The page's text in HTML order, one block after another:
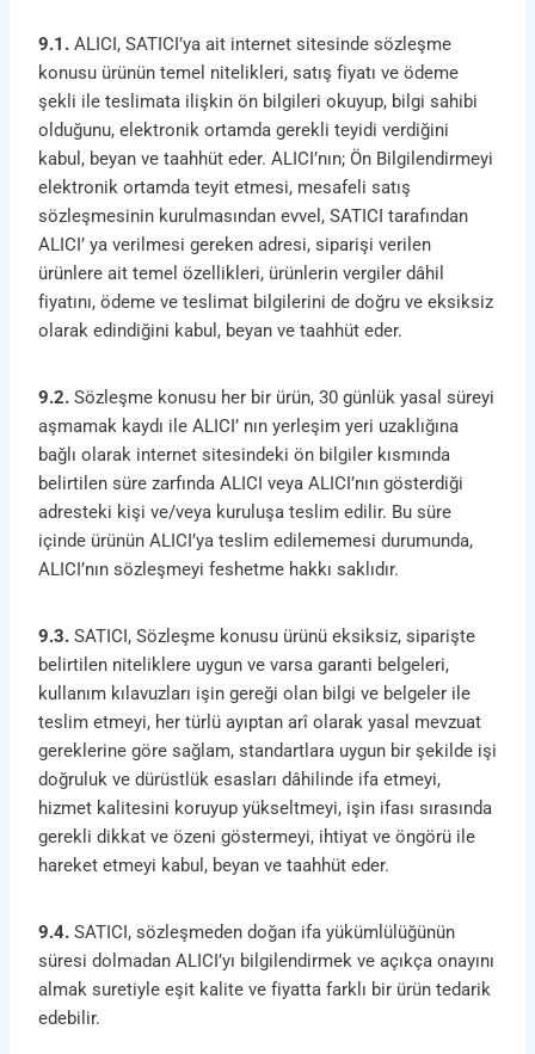
9.1. ALICI, SATICI’ya ait internet sitesinde sözleşme
konusu ürünün temel nitelikleri, satış fiyatı ve ödeme
şekli ile teslimata ilişkin ön bilgileri okuyup, bilgi sahibi
olduğunu, elektronik ortamda gerekli teyidi verdiğini
kabul, beyan ve taahhüt eder. ALICI’nın; Ön Bilgilendirmeyi
elektronik ortamda teyit etmesi, mesafeli satış
sözleşmesinin kurulmasından evvel, SATICI tarafından
ALICI’ ya verilmesi gereken adresi, siparişi verilen
ürünlere ait temel özellikleri, ürünlerin vergiler dâhil
fiyatını, ödeme ve teslimat bilgilerini de doğru ve eksiksiz
olarak edindiğini kabul, beyan ve taahhüt eder.
9.2. Sözleşme konusu her bir ürün, 30 günlük yasal süreyi
aşmamak kaydı ile ALICI’ nın yerleşim yeri uzaklığına
bağlı olarak internet sitesindeki ön bilgiler kısmında
belirtilen süre zarfında ALICI veya ALICI’nın gösterdiği
adresteki kişi ve/veya kuruluşa teslim edilir. Bu süre
içinde ürünün ALICI’ya teslim edilememesi durumunda,
ALICI’nın sözleşmeyi feshetme hakkı saklıdır.
9.3. SATICI, Sözleşme konusu ürünü eksiksiz, siparişte
belirtilen niteliklere uygun ve varsa garanti belgeleri,
kullanım kılavuzları işin gereği olan bilgi ve belgeler ile
teslim etmeyi, her türlü ayıptan arî olarak yasal mevzuat
gereklerine göre sağlam, standartlara uygun bir şekilde işi
doğruluk ve dürüstlük esasları dâhilinde ifa etmeyi,
hizmet kalitesini koruyup yükseltmeyi, işin ifası sırasında
gerekli dikkat ve özeni göstermeyi, ihtiyat ve öngörü ile
hareket etmeyi kabul, beyan ve taahhüt eder.
9.4. SATICI, sözleşmeden doğan ifa yükümlülüğünün
süresi dolmadan ALICI’yı bilgilendirmek ve açıkça onayını
almak suretiyle eşit kalite ve fiyatta farklı bir ürün tedarik
edebilir.